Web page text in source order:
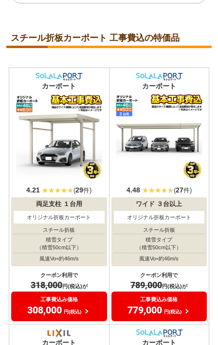
スチール折板カーポート 工事費込の特価品
カーポート
耐積雪/風圧
4.21 (29件)
両足支柱 １台用
オリジナル折板カーポート
スチール折板
積雪タイプ
（積雪50cm以下）
風速Vo=約46m/s
クーポン利用で
318,000円(税込)が
工事費込み価格
308,000 円(税込)
カーポート
耐積雪/風圧
4.48 (27件)
ワイド ３台以上
オリジナル折板カーポート
スチール折板
積雪タイプ
（積雪50cm以下）
風速Vo=約46m/s
クーポン利用で
789,000円(税込)が
工事費込み価格
779,000 円(税込)
カーポート カーポート